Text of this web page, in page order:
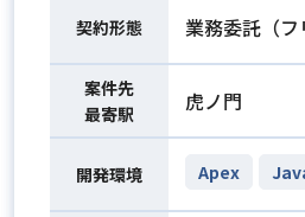
契約形態 業務委託（フ
案件先
最寄駅
虎ノ門
開発環境 Apex